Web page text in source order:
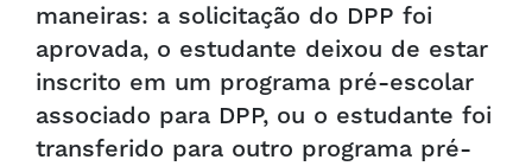
maneiras: a solicitação do DPP foi
aprovada, o estudante deixou de estar
inscrito em um programa pré-escolar
associado para DPP, ou o estudante foi
transferido para outro programa pré-